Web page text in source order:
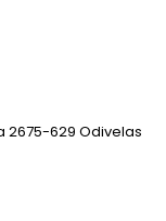
2675-629 Odivelas